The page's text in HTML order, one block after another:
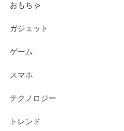
おもちゃ
ガジェット
ゲーム
スマホ
テクノロジー
トレンド